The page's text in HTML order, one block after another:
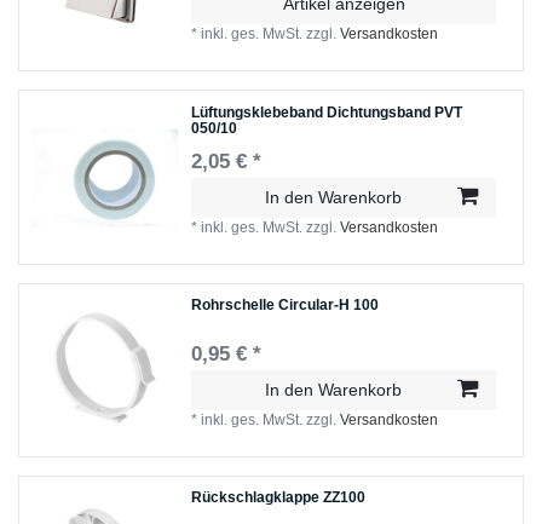
Artikel anzeigen
*inkl. ges. MwSt. zzgl.Versandkosten
Lüftungsklebeband Dichtungsband PVТ
050/10
2,05 € *
In den Warenkorb
*inkl. ges. MwSt. zzgl.Versandkosten
Rohrschelle Circular-H 100
0,95 € *
In den Warenkorb
*inkl. ges. MwSt. zzgl.Versandkosten
Rückschlagklappe ZZ100